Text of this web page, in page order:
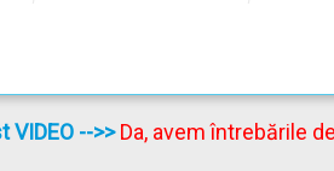
avarierea propriului vehicul.
VIDEO -->>Da, avem întrebările